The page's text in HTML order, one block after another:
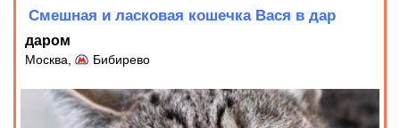
Смешная и ласковая кошечка Вася в дар
даром
Москва, Бибирево